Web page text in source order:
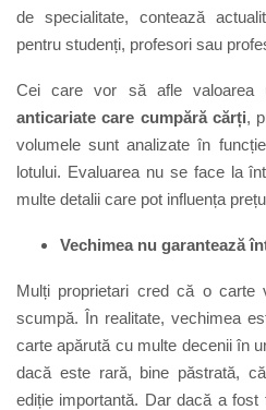
de specialitate, contează
pentru studenți, profesori sau
Cei care vor să afle valoarea
anticariate care cumpără cărți,
volumele sunt analizate în
lotului. Evaluarea nu se face la
multe detalii care pot influența
Vechimea nu garantează
Mulți proprietari cred că o carte
scumpă. În realitate, vechimea
carte apărută cu multe decenii în
dacă este rară, bine păstrată,
ediție importantă. Dar dacă a